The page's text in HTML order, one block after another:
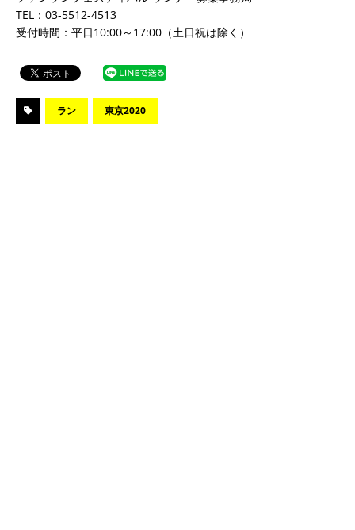
TEL：03-5512-4513
受付時間：平日10:00～17:00（土日祝は除く）
ラン 東京2020